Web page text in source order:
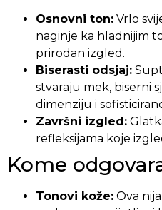
Osnovni ton: Vrlo
naginje ka hladnijim
prirodan izgled.
Biserasti odsjaj:
stvaraju mek, biserni
dimenziju i
Završni izgled:
refleksijama koje
Kome
Tonovi kože: Ova